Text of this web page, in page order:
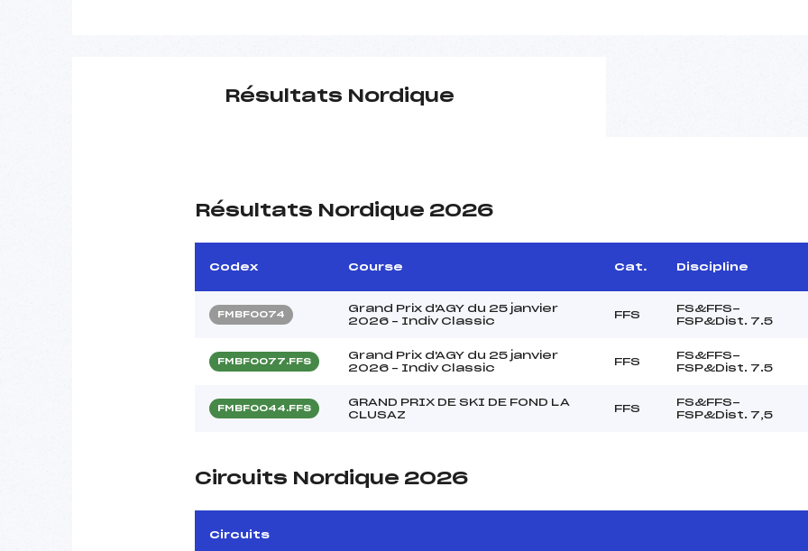
Résultats Nordique
Résultats Nordique 2026
Codex Course Cat. Discipline
FMBF0074
Grand Prix d'AGY du 25 janvier
2026 – Indiv Classic
FFS
FS&FFS-
FSP&Dist. 7.5
FMBF0077.FFS
Grand Prix d'AGY du 25 janvier
2026 – Indiv Classic
FFS
FS&FFS-
FSP&Dist. 7.5
FMBF0044.FFS
GRAND PRIX DE SKI DE FOND LA
CLUSAZ
FFS
FS&FFS-
FSP&Dist. 7,5
Circuits Nordique 2026
Circuits